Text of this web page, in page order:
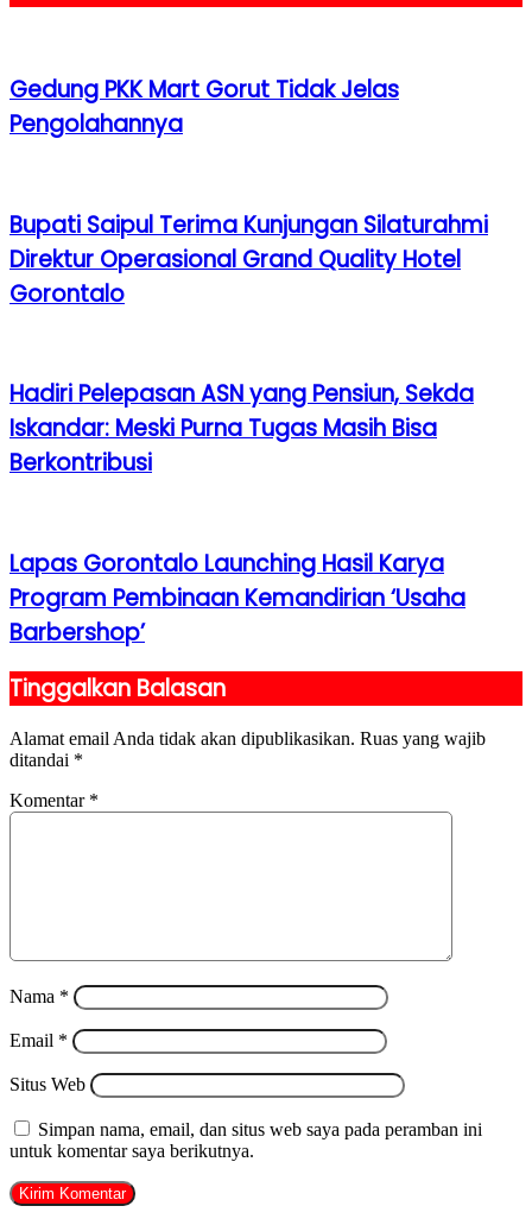
Gedung PKK Mart Gorut Tidak Jelas
Pengolahannya
Bupati Saipul Terima Kunjungan Silaturahmi
Direktur Operasional Grand Quality Hotel
Gorontalo
Hadiri Pelepasan ASN yang Pensiun, Sekda
Iskandar: Meski Purna Tugas Masih Bisa
Berkontribusi
Lapas Gorontalo Launching Hasil Karya
Program Pembinaan Kemandirian ‘Usaha
Barbershop’
Tinggalkan Balasan
Alamat email Anda tidak akan dipublikasikan. Ruas yang wajib
ditandai *
Komentar *
Nama *
Email *
Situs Web
Simpan nama, email, dan situs web saya pada peramban ini
untuk komentar saya berikutnya.